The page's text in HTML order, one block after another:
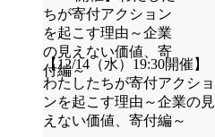
【12/14（水）19:30開催】
わたしたちが寄付アクショ
ンを起こす理由～企業の見
えない価値、寄付編～